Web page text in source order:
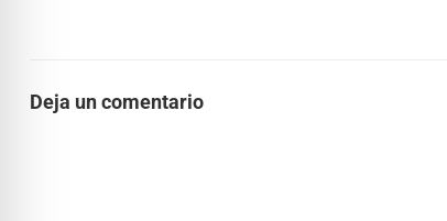
Deja un comentario